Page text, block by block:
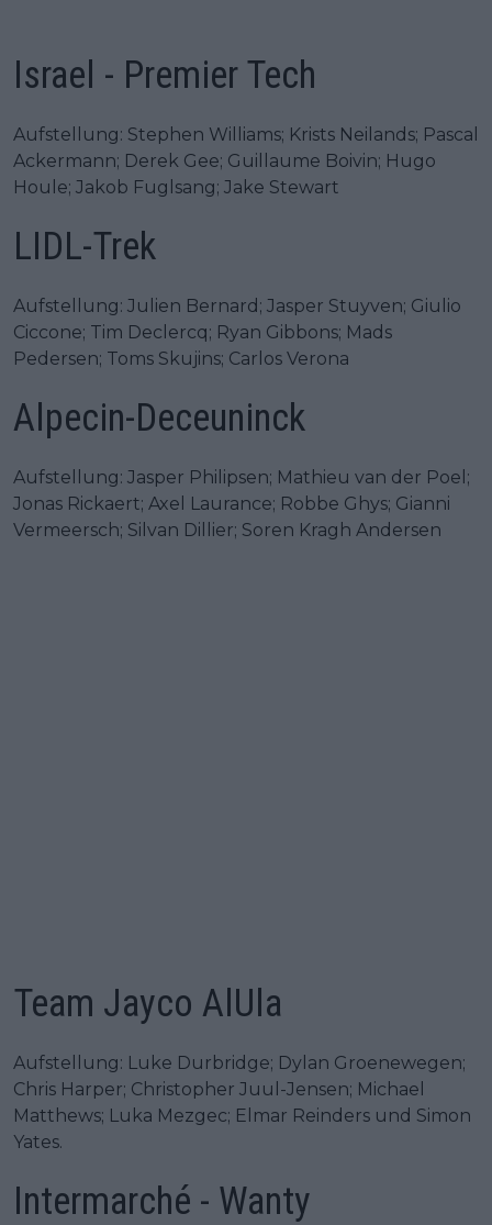
Israel - Premier Tech
Aufstellung: Stephen Williams; Krists Neilands; Pascal
Ackermann; Derek Gee; Guillaume Boivin; Hugo
Houle; Jakob Fuglsang; Jake Stewart
LIDL-Trek
Aufstellung: Julien Bernard; Jasper Stuyven; Giulio
Ciccone; Tim Declercq; Ryan Gibbons; Mads
Pedersen; Toms Skujins; Carlos Verona
Alpecin-Deceuninck
Aufstellung: Jasper Philipsen; Mathieu van der Poel;
Jonas Rickaert; Axel Laurance; Robbe Ghys; Gianni
Vermeersch; Silvan Dillier; Soren Kragh Andersen
Team Jayco AlUla
Aufstellung: Luke Durbridge; Dylan Groenewegen;
Chris Harper; Christopher Juul-Jensen; Michael
Matthews; Luka Mezgec; Elmar Reinders und Simon
Yates.
Intermarché - Wanty